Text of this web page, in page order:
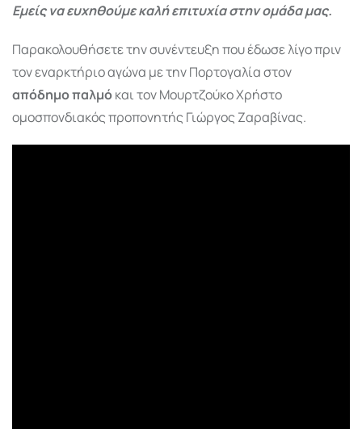
Εμείς να ευχηθούμε καλή επιτυχία στην ομάδα μας.
Παρακολουθήσετε την συνέντευξη που έδωσε λίγο πριν
τον εναρκτήριο αγώνα με την Πορτογαλία στον
απόδημο παλμόκαι τον Μουρτζούκο Χρήστο
ομοσπονδιακός προπονητής Γιώργος Ζαραβίνας.